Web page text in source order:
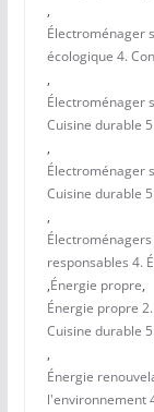
,
Électroménager
écologique 4.
,
Électroménager
Cuisine durable
,
Électroménager
Cuisine durable
,
responsables 4.
,Énergie propre,
Énergie propre
Cuisine durable
,
Énergie
l'environnement